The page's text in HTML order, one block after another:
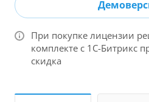
При покупке лицензии
комплекте с 1С-Битрикс
скидка